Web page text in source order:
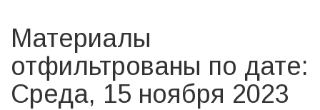
Материалы
отфильтрованы по дате:
Среда, 15 ноября 2023